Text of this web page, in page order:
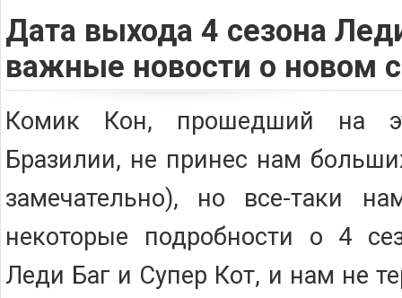
Дата выхода 4 сезона
важные новости о новом
Комик Кон, прошедший на
Бразилии, не принес нам
замечательно), но все-таки
некоторые подробности о 4
Леди Баг и Супер Кот, и нам не